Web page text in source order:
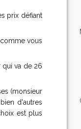
prix défiant
vous
qui va de 26
(monsieur
d'autres
est plus